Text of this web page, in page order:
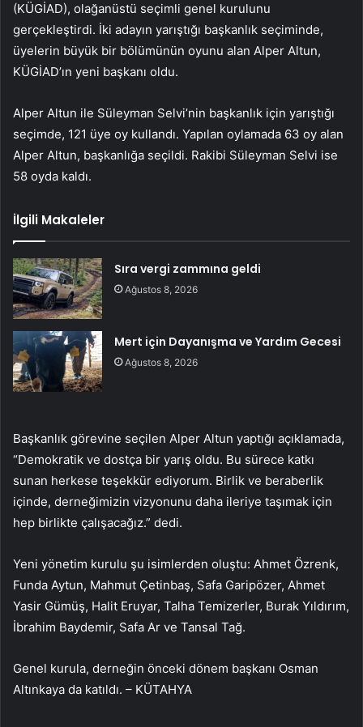
(KÜGİAD), olağanüstü seçimli genel kurulunu
gerçekleştirdi. İki adayın yarıştığı başkanlık seçiminde,
üyelerin büyük bir bölümünün oyunu alan Alper Altun,
KÜGİAD’ın yeni başkanı oldu.
Alper Altun ile Süleyman Selvi’nin başkanlık için yarıştığı
seçimde, 121 üye oy kullandı. Yapılan oylamada 63 oy alan
Alper Altun, başkanlığa seçildi. Rakibi Süleyman Selvi ise
58 oyda kaldı.
İlgili Makaleler
Sıra vergi zammına geldi
Ağustos 8, 2026
Mert için Dayanışma ve Yardım Gecesi
Ağustos 8, 2026
Başkanlık görevine seçilen Alper Altun yaptığı açıklamada,
“Demokratik ve dostça bir yarış oldu. Bu sürece katkı
sunan herkese teşekkür ediyorum. Birlik ve beraberlik
içinde, derneğimizin vizyonunu daha ileriye taşımak için
hep birlikte çalışacağız.” dedi.
Yeni yönetim kurulu şu isimlerden oluştu: Ahmet Özrenk,
Funda Aytun, Mahmut Çetinbaş, Safa Garipözer, Ahmet
Yasir Gümüş, Halit Eruyar, Talha Temizerler, Burak Yıldırım,
İbrahim Baydemir, Safa Ar ve Tansal Tağ.
Genel kurula, derneğin önceki dönem başkanı Osman
Altınkaya da katıldı. – KÜTAHYA